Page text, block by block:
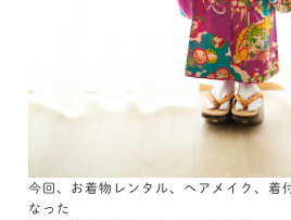
今回、お着物レンタル、ヘアメイク、着
なった